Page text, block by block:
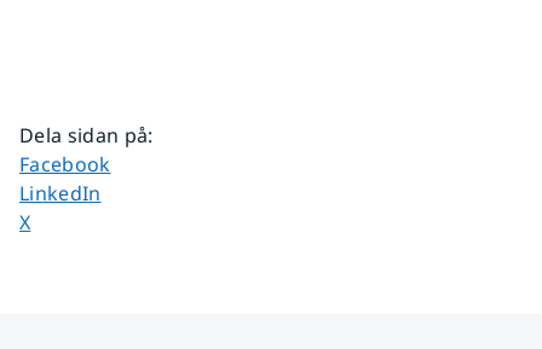
Dela sidan på:
Dela sidan på
Facebook
Dela sidan på
LinkedIn
Dela sidan på
X